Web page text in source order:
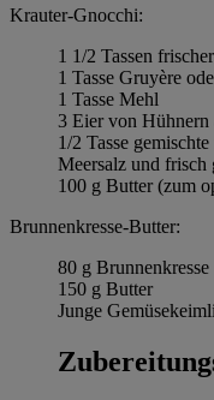
Krauter-Gnocchi:
1 1/2 Tassen
1 Tasse Gruyère
1 Tasse Mehl
3 Eier von Hühnern
1/2 Tasse
Meersalz und frisch
100 g Butter (zum
Brunnenkresse-Butter:
80 g Brunnenkresse
150 g Butter
Junge